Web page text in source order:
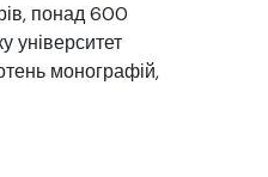
понад 600
університет
монографій,